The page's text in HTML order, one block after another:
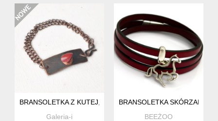
BRANSOLETKA Z KUTEJ, OKSYDOWANEJ MIEDZI I Z
Galeria-i
BRANSOLETKA SKÓRZANA
BEEŻOO